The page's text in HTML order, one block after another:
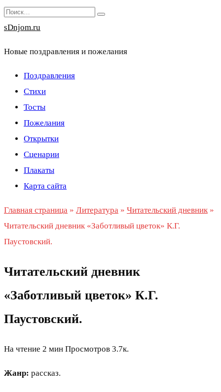
Перейти
к
Search
for:
sDnjom.ru
Новые поздравления и пожелания
Поздравления
Стихи
Тосты
Пожелания
Открытки
Сценарии
Плакаты
Карта сайта
Главная страница » Литература » Читательский дневник »
Читательский дневник «Заботливый цветок» К.Г.
Паустовский.
Читательский дневник
«Заботливый цветок» К.Г.
Паустовский.
На чтение 2 мин Просмотров 3.7к.
Жанр: рассказ.